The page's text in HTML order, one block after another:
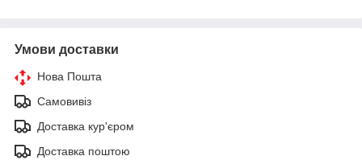
Умови доставки
Нова Пошта
Самовивіз
Доставка кур'єром
Доставка поштою